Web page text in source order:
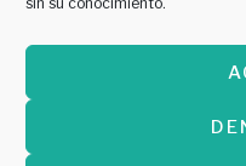
PREMIO AL MEJOR
GASTROMANÍA 2018